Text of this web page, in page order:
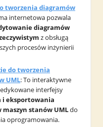
tworzenia diagramów
internetowa pozwala
diagramów
z obsługą
procesów inżynierii
do tworzenia
UML: To interaktywne
interfejsy
eksportowania
maszyn stanów UMLdo
oprogramowania.